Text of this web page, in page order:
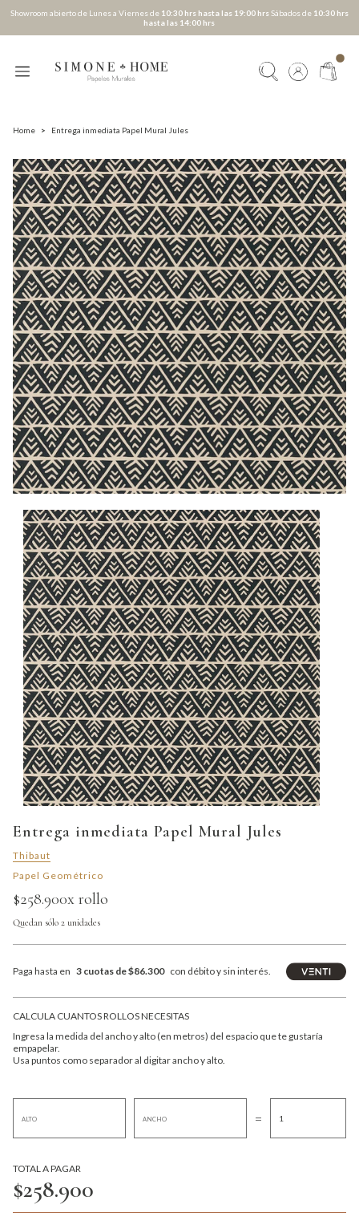
Showroom abierto de Lunes a Viernes de 10:30 hrs hasta las 19:00 hrsSábados de 10:30 hrs
hasta las 14:00 hrs
Home > Entrega inmediata Papel Mural Jules
Entrega inmediata Papel Mural Jules
Thibaut
Papel Geométrico
$258.900x rollo
Quedan sólo 2 unidades
Paga hasta en 3 cuotas de $86.300 con débito y sin interés.
CALCULA CUANTOS ROLLOS NECESITAS
Ingresa la medida del ancho y alto (en metros) del espacio que te gustaría
empapelar.
Usa puntos como separador al digitar ancho y alto.
=
TOTAL A PAGAR
$258.900